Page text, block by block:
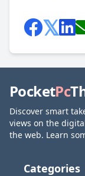
PocketPc
Discover smart
views on the
the web. Learn
Categories